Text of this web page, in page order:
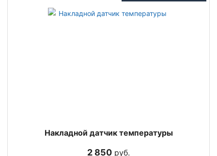
Накладной датчик температуры
2 850 руб.